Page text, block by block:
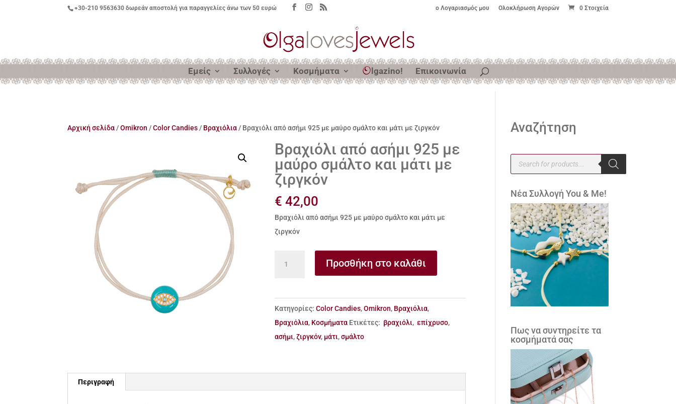
+30-210 9563630 δωρεάν αποστολή για παραγγελίες άνω των 50 ευρώ ο Λογαριασμός μου Ολοκλήρωση Αγορών 0 Στοιχεία
Εμείς Συλλογές Κοσμήματα lgazino! Επικοινωνία
Αρχική σελίδα /Omikron /Color Candies / Βραχιόλια / Βραχιόλι από ασήμι 925 με μαύρο σμάλτο και μάτι με ζιργκόν
Βραχιόλι από ασήμι 925 με
μαύρο σμάλτο και μάτι με
ζιργκόν
€ 42,00
Βραχιόλι από ασήμι 925 με μαύρο σμάλτο και μάτι με
ζιργκόν
925
με
μαύρο
σμάλτο
Προσθήκη στο καλάθι
Κατηγορίες:Color Candies,Omikron, Βραχιόλια,
Βραχιόλια, Κοσμήματα Ετικέτες: βραχιόλι, επίχρυσο,
ασήμι,ζιργκόν, μάτι,σμάλτο
Περιγραφή
Αναζήτηση
Products
search
Νέα Συλλογή You & Me!
Πως να συντηρείτε τα
κοσμήματά σας